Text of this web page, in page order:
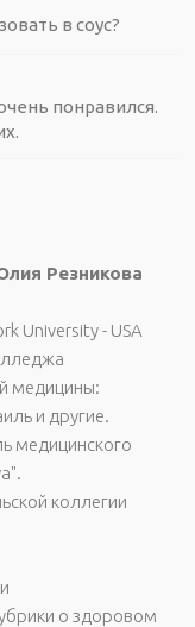
в соус?
понравился.
Резникова
University - USA
медицины:
и другие.
медицинского
коллегии
о здоровом